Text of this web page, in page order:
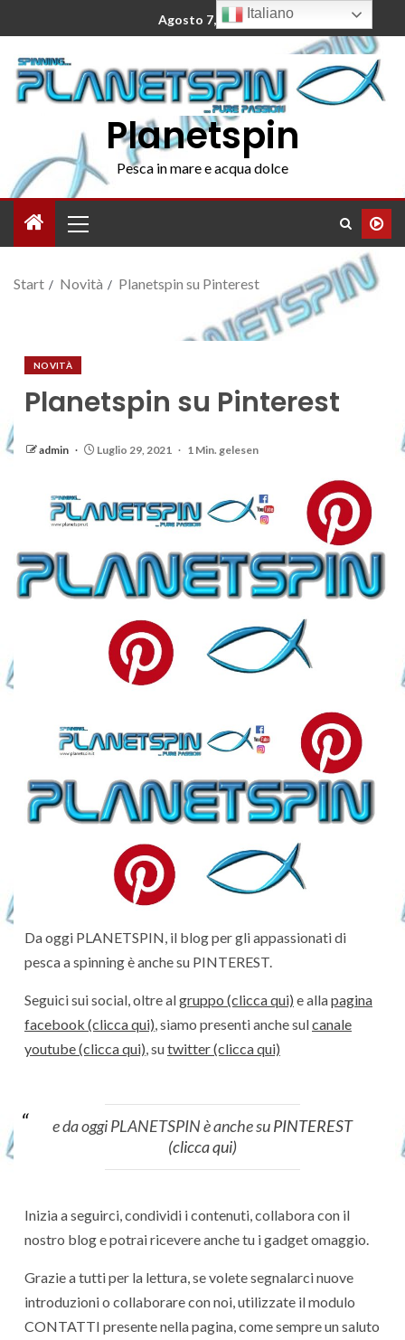
Agosto 7, 2026
Planetspin
Pesca in mare e acqua dolce
Start Novità Planetspin su Pinterest
NOVITÀ
Planetspin su Pinterest
admin Luglio 29, 2021 1 Min. gelesen
Da oggi PLANETSPIN, il blog per gli appassionati di
pesca a spinning è anche su PINTEREST.
Seguici sui social, oltre algruppo (clicca qui) e allapagina
facebook (clicca qui) , siamo presenti anche sulcanale
youtube (clicca qui) , sutwitter (clicca qui)
e da oggi PLANETSPIN è anche suPINTEREST
(clicca qui)
Inizia a seguirci, condividi i contenuti, collabora con il
nostro blog e potrai ricevere anche tu i gadget omaggio.
Grazie a tutti per la lettura, se volete segnalarci nuove
introduzioni o collaborare con noi, utilizzate il modulo
CONTATTI presente nella pagina, come sempre un saluto
Italiano